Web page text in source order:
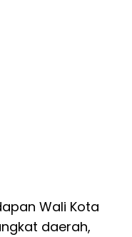
Wali Kota
daerah,